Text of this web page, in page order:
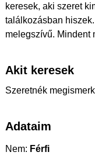
keresek, aki szeret
találkozásban
melegszívű. Mindent
Akit keresek
Szeretnék
Adataim
Nem: Férfi